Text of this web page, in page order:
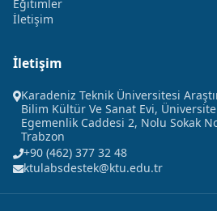
Eğitimler
İletişim
İletişim
Karadeniz Teknik Üniversitesi
Bilim Kültür Ve Sanat Evi,
Egemenlik Caddesi 2, Nolu Sokak
Trabzon
+90 (462) 377 32 48
ktulabsdestek@ktu.edu.tr